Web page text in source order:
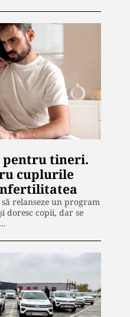
pentru tineri.
cuplurile
relanseze un program
doresc copii, dar se